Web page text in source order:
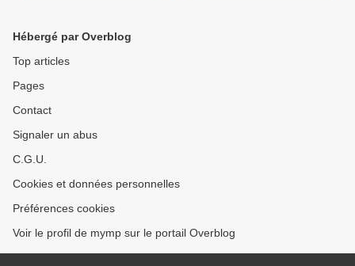
Hébergé par Overblog
Top articles
Pages
Contact
Signaler un abus
C.G.U.
Cookies et données personnelles
Préférences cookies
Voir le profil de mymp sur le portail Overblog